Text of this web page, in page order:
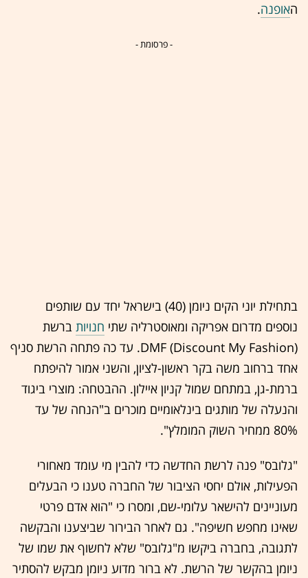
האופנה.
- פרסומת -
בתחילת יוני הקים ניומן (40) בישראל יחד עם שותפים
נוספים מדרום אפריקה ומאוסטרליה שתי חנויות ברשת
(DMF (Discount My Fashion. עד כה פתחה הרשת סניף
אחד ברחוב משה בקר ראשון-לציון, והשני אמור להיפתח
ברמת-גן, במתחם שמול קניון איילון. ההבטחה: מוצרי ביגוד
והנעלה של מותגים בינלאומיים מוכרים ב"הנחה של עד
80% ממחיר השוק המומלץ".
"גלובס" פנה לרשת החדשה כדי להבין מי עומד מאחורי
הפעילות, אולם יחסי הציבור של החברה טענו כי הבעלים
מעוניינים להישאר עלומי-שם, ומסרו כי "הוא אדם פרטי
שאינו מחפש חשיפה". גם לאחר הבירור שביצענו והבקשה
לתגובה, בחברה ביקשו מ"גלובס" שלא לחשוף את שמו של
ניומן בהקשר של הרשת. לא ברור מדוע ניומן מבקש להסתיר